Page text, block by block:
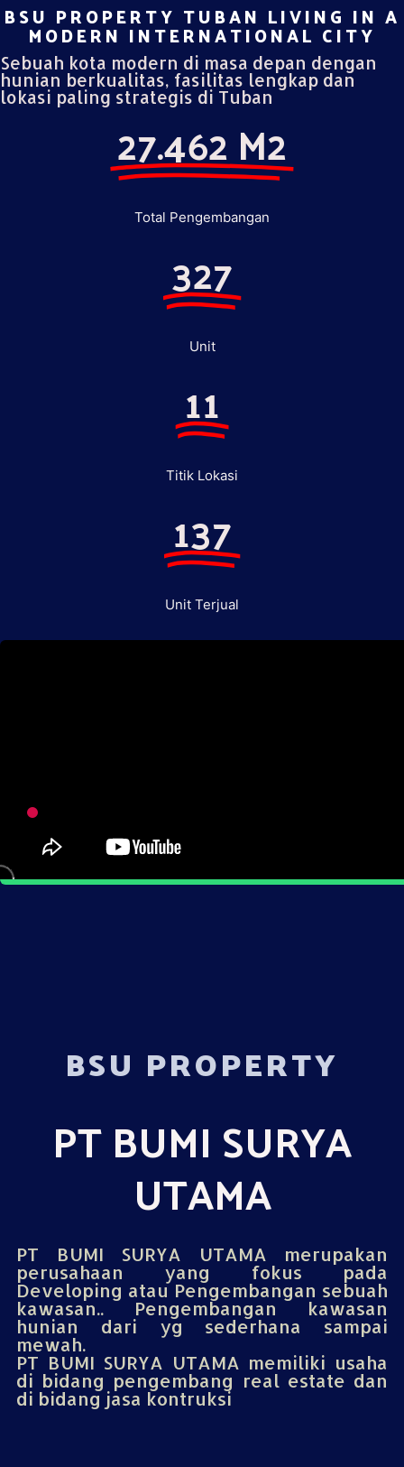
BSU PROPERTY TUBAN LIVING IN A
MODERN INTERNATIONAL CITY​
Sebuah kota modern di masa depan dengan
hunian berkualitas, fasilitas lengkap dan
lokasi paling strategis di Tuban
27.462 M2
Total Pengembangan
327
Unit
11
Titik Lokasi
137
Unit Terjual
BSU PROPERTY
PT BUMI SURYA
UTAMA
PT BUMI SURYA UTAMA merupakan
perusahaan yang fokus pada
Developing atau Pengembangan sebuah
kawasan.. Pengembangan kawasan
hunian dari yg sederhana sampai
mewah.
PT BUMI SURYA UTAMA memiliki usaha
di bidang pengembang real estate dan
di bidang jasa kontruksi